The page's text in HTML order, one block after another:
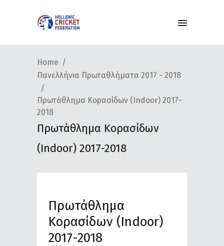
Home
Πανελλήνια Πρωταθλήματα 2017 - 2018
Πρωτάθλημα Κορασίδων (Indoor) 2017-
2018
Πρωτάθλημα Κορασίδων
(Indoor) 2017-2018
Πρωτάθλημα
Κορασίδων (Indoor)
2017-2018